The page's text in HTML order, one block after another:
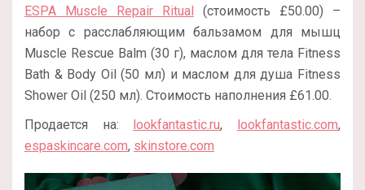
ESPA Muscle Repair Ritual (стоимость £50.00) –
набор с расслабляющим бальзамом для мышц
Muscle Rescue Balm (30 г), маслом для тела Fitness
Bath & Body Oil (50 мл) и маслом для душа Fitness
Shower Oil (250 мл). Стоимость наполнения £61.00.
Продается на: lookfantastic.ru, lookfantastic.com,
espaskincare.com, skinstore.com